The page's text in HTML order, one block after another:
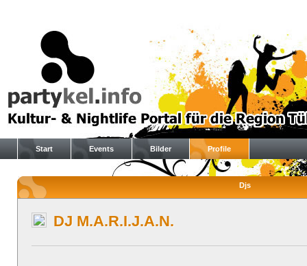
Start Events Bilder Profile
Djs
DJ M.A.R.I.J.A.N.